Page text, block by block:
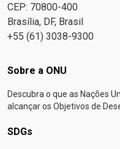
CEP: 70800-400
Brasília, DF, Brasil
+55 (61) 3038-9300
Footer menu
Sobre a ONU
Descubra o que as Nações
alcançar os Objetivos de
SDGs